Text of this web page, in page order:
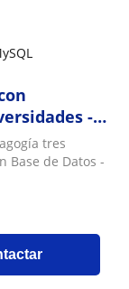
-
tres
Base de Datos -